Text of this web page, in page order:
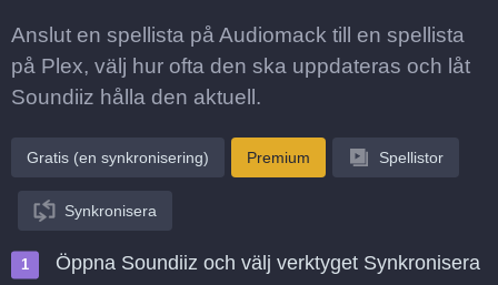
Anslut en spellista på Audiomack till en spellista
på Plex, välj hur ofta den ska uppdateras och låt
Soundiiz hålla den aktuell.
Gratis (en synkronisering) Premium Spellistor
Synkronisera
Öppna Soundiiz och välj verktyget Synkronisera